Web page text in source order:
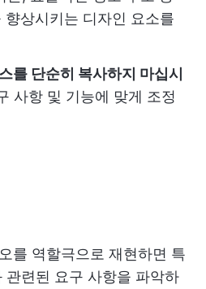
상시키는 디자인 요소를
를 단순히 복사하지 마십시
사항 및 기능에 맞게 조정
를 역할극으로 재현하면 특
관련된 요구 사항을 파악하